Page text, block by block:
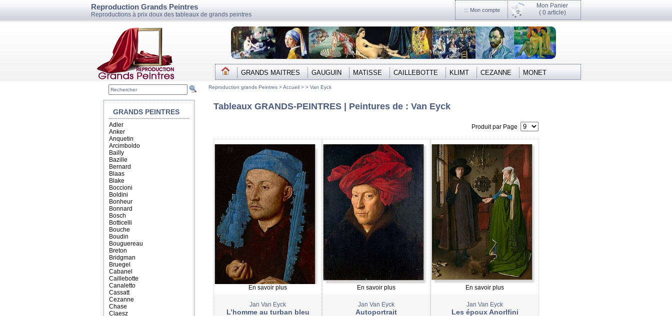
Reproduction Grands Peintres
Reproductions à prix doux des tableaux de grands peintres
::: Mon compte
Mon Panier
( 0 article)
GRANDS MAITRES GAUGUIN MATISSE CAILLEBOTTE KLIMT CEZANNE MONET
Reproduction grands Peintres >Accueil > > Van Eyck
Tableaux GRANDS-PEINTRES | Peintures de : Van Eyck
Produit par Page
En savoir plus
Jan Van Eyck
L’homme au turban bleu
En savoir plus
Jan Van Eyck
Autoportrait
En savoir plus
Jan Van Eyck
Les époux Anorlfini
GRANDS PEINTRES
Adler
Anker
Anquetin
Arcimboldo
Bailly
Bazille
Bernard
Blaas
Blake
Boccioni
Boldini
Bonheur
Bonnard
Bosch
Botticelli
Bouche
Boudin
Bouguereau
Breton
Bridgman
Bruegel
Cabanel
Caillebotte
Canaletto
Cassatt
Cezanne
Chase
Claesz